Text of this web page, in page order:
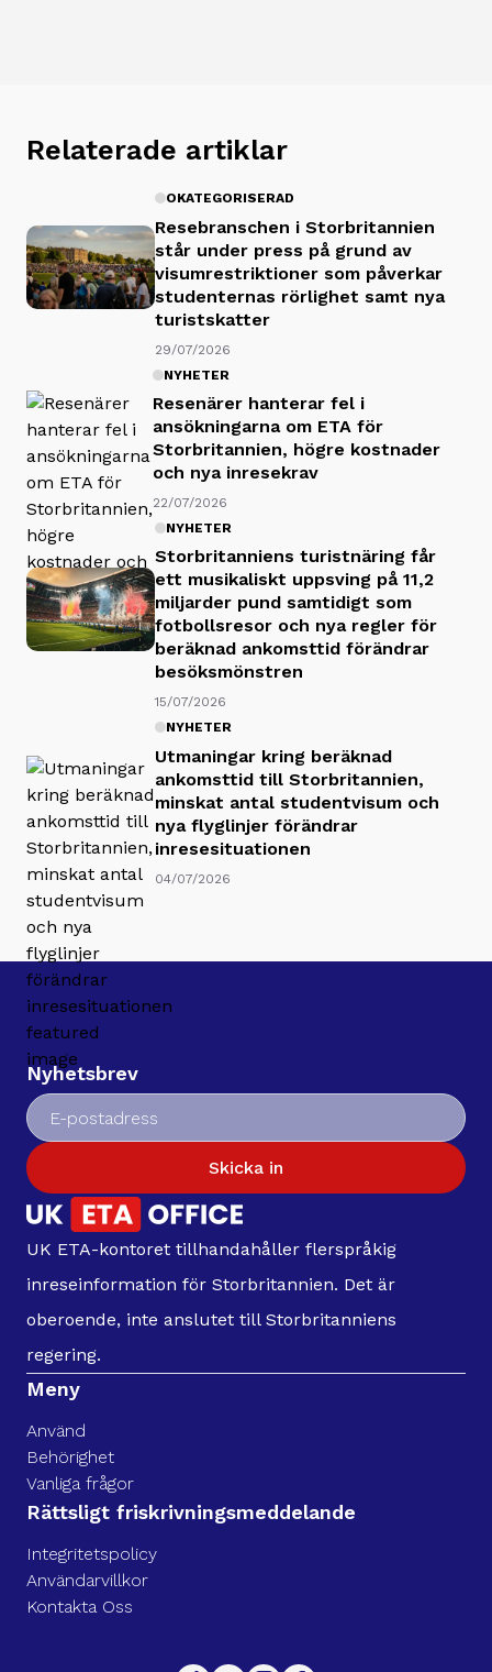
Relaterade artiklar
OKATEGORISERAD
Resebranschen i Storbritannien
står under press på grund av
visumrestriktioner som påverkar
studenternas rörlighet samt nya
turistskatter
29/07/2026
NYHETER
Resenärer hanterar fel i
ansökningarna om ETA för
Storbritannien, högre kostnader
och nya inresekrav
22/07/2026
NYHETER
Storbritanniens turistnäring får
ett musikaliskt uppsving på 11,2
miljarder pund samtidigt som
fotbollsresor och nya regler för
beräknad ankomsttid förändrar
besöksmönstren
15/07/2026
NYHETER
Utmaningar kring beräknad
ankomsttid till Storbritannien,
minskat antal studentvisum och
nya flyglinjer förändrar
inresesituationen
04/07/2026
Nyhetsbrev
Skicka in
UK ETA-kontoret tillhandahåller flerspråkig
inreseinformation för Storbritannien. Det är
oberoende, inte anslutet till Storbritanniens
regering.
Meny
Använd
Behörighet
Vanliga frågor
Rättsligt friskrivningsmeddelande
Integritetspolicy
Användarvillkor
Kontakta Oss